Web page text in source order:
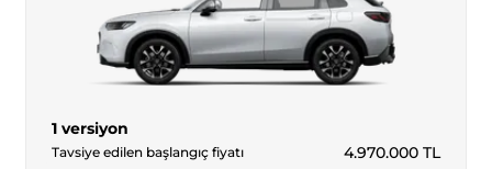
1 versiyon
Tavsiye edilen başlangıç fiyatı 4.970.000TL